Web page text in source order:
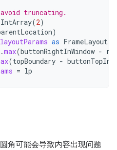
truncating.
IntArray(2)
)
layoutParams as FrameLayout
.max(buttonRightInWindow -
(topBoundary -
= lp
角可能会导致内容出现问题